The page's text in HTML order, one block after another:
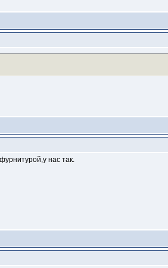
нас так.